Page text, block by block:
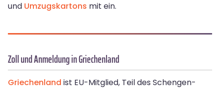
und Umzugskartons mit ein.
Zoll und Anmeldung in Griechenland
Griechenland ist EU-Mitglied, Teil des Schengen-